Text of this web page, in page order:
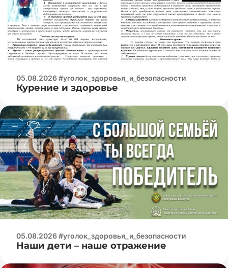
05.08.2026 #уголок_здоровья_и_безопасности
Курение и здоровье
05.08.2026 #уголок_здоровья_и_безопасности
Наши дети – наше отражение